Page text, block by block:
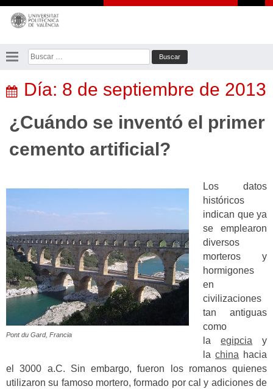
Saltar
contenido
Buscar:
Día: 8 de septiembre de 2013
¿Cuándo se inventó el primer
cemento artificial?
Pont du Gard, Francia
Los datos
históricos
indican que ya
se emplearon
diversos
morteros y
hormigones
en
civilizaciones
tan antiguas
como
laegipcia y
lachina hacia
el 3000 a.C. Sin embargo, fueron los romanos quienes
utilizaron su famoso mortero, formado por cal y adiciones de